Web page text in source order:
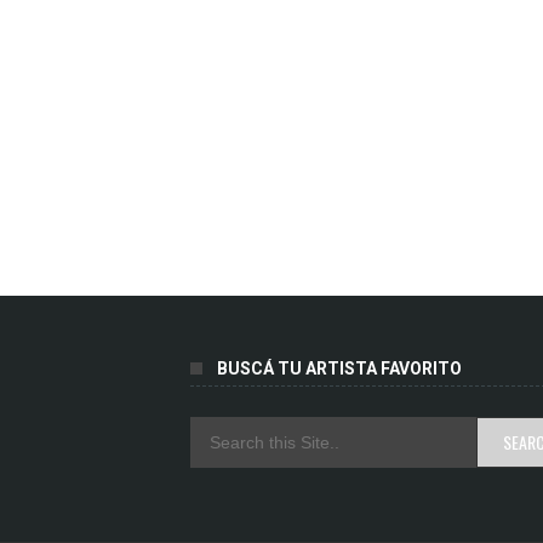
BUSCÁ TU ARTISTA FAVORITO